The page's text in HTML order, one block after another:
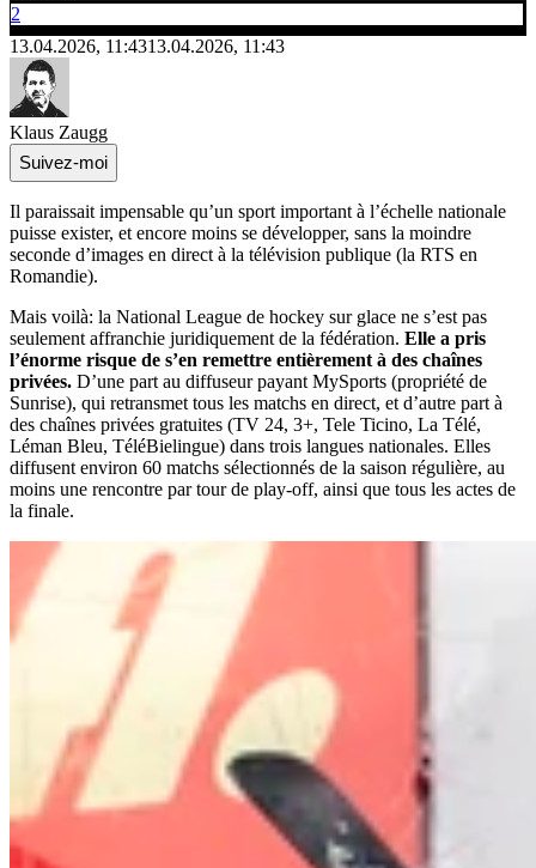
2
13.04.2026, 11:4313.04.2026, 11:43
Klaus Zaugg
Suivez-moi
Il paraissait impensable qu’un sport important à l’échelle nationale
puisse exister, et encore moins se développer, sans la moindre
seconde d’images en direct à la télévision publique (la RTS en
Romandie).
Mais voilà: la National League de hockey sur glace ne s’est pas
seulement affranchie juridiquement de la fédération. Elle a pris
l’énorme risque de s’en remettre entièrement à des chaînes
privées. D’une part au diffuseur payant MySports (propriété de
Sunrise), qui retransmet tous les matchs en direct, et d’autre part à
des chaînes privées gratuites (TV 24, 3+, Tele Ticino, La Télé,
Léman Bleu, TéléBielingue) dans trois langues nationales. Elles
diffusent environ 60 matchs sélectionnés de la saison régulière, au
moins une rencontre par tour de play-off, ainsi que tous les actes de
la finale.